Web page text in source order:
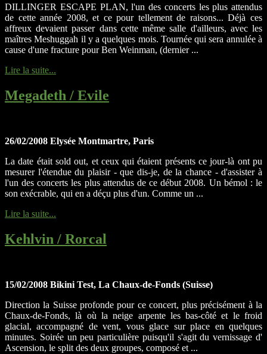
DILLINGER ESCAPE PLAN, l'un des concerts les plus attendus
de cette année 2008, et ce pour tellement de raisons... Déjà ces
affreux devaient passer dans cette même salle d'ailleurs, avec les
maîtres Meshuggah il y a quelques mois. Tournée qui sera annulée à
cause d'une fracture pour Ben Weinman, (dernier ...
Lire la suite...
Megadeth / Evile
26/02/2008 Elysée Montmartre, Paris
La date était sold out, et ceux qui étaient présents ce jour-là ont pu
mesurer l'étendue du plaisir - que dis-je, de la chance - d'assister à
l'un des concerts les plus attendus de ce début 2008. Un bémol : le
son exécrable, qui en a déçu plus d'un. Comme un ...
Lire la suite...
Kehlvin / Rorcal
15/02/2008 Bikini Test, La Chaux-de-Fonds (Suisse)
Direction la Suisse profonde pour ce concert, plus précisément à la
Chaux-de-Fonds, là où la neige arpente les bas-côté et le froid
glacial, accompagné de vent, vous glace sur place en quelques
minutes. Soirée un peu particulière puisqu'il s'agit du vernissage d'
Ascension, le split des deux groupes, composé et ...